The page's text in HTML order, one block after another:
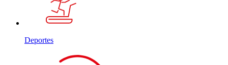
Deportes